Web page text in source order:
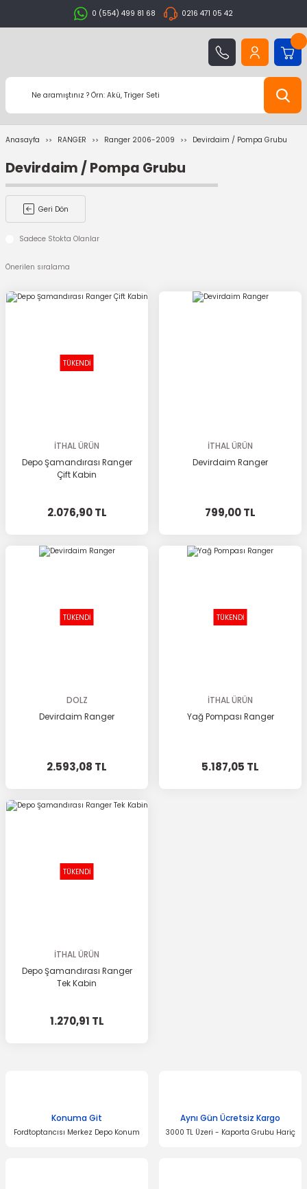
0 (554) 499 81 68 0216 471 05 42
Anasayfa RANGER Ranger 2006-2009 Devirdaim / Pompa Grubu
Devirdaim / Pompa Grubu
Geri Dön
Sadece Stokta Olanlar
TÜKENDİ
İTHAL ÜRÜN
Depo Şamandırası Ranger
Çift Kabin
2.076,90 TL
İTHAL ÜRÜN
Devirdaim Ranger
799,00 TL
TÜKENDİ
DOLZ
Devirdaim Ranger
2.593,08 TL
TÜKENDİ
İTHAL ÜRÜN
Yağ Pompası Ranger
5.187,05 TL
TÜKENDİ
İTHAL ÜRÜN
Depo Şamandırası Ranger
Tek Kabin
1.270,91 TL
Konuma Git
Fordtoptancısı Merkez Depo Konum
Aynı Gün Ücretsiz Kargo
3000 TL Üzeri - Kaporta Grubu Hariç